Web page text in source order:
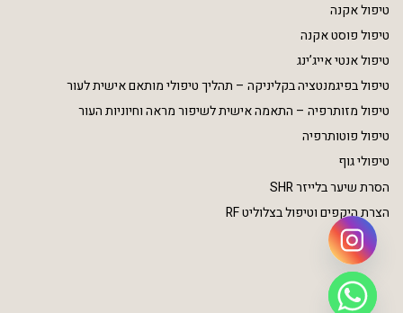
טיפול אקנה
טיפול פוסט אקנה
טיפול אנטי אייג’ינג
טיפול בפיגמנטציה בקליניקה – תהליך טיפולי מותאם אישית לעור
טיפול מזותרפיה – התאמה אישית לשיפור מראה וחיוניות העור
טיפול פוטותרפיה
טיפולי גוף
הסרת שיער בלייזר SHR
הצרת היקפים וטיפול בצלוליט RF